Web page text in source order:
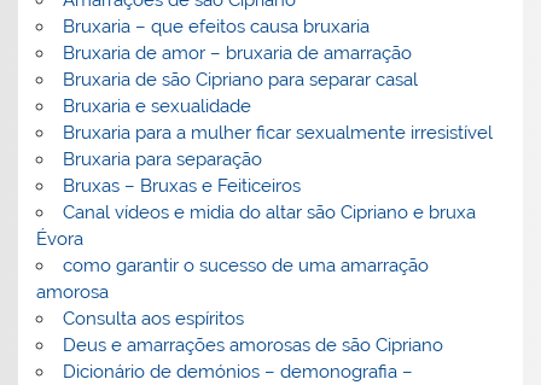
Bruxaria – que efeitos causa bruxaria
Bruxaria de amor – bruxaria de amarração
Bruxaria de são Cipriano para separar casal
Bruxaria e sexualidade
Bruxaria para a mulher ficar sexualmente irresistível
Bruxaria para separação
Bruxas – Bruxas e Feiticeiros
Canal vídeos e midia do altar são Cipriano e bruxa
Évora
como garantir o sucesso de uma amarração
amorosa
Consulta aos espíritos
Deus e amarrações amorosas de são Cipriano
Dicionário de demónios – demonografia –